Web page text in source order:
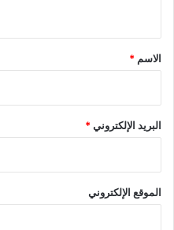
*
الاسم *
البريد الإلكتروني*
الموقع الإلكتروني